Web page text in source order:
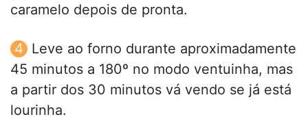
caramelo depois de pronta.
Leve ao forno durante aproximadamente
45 minutos a 180º no modo ventuinha, mas
a partir dos 30 minutos vá vendo se já está
lourinha.